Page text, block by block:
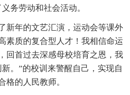
务劳动和社会活动。
新年的文艺汇演，运动会等课外
素质的复合型人才！我相信命运
回首过去深感母校培育之恩，我
。”的校训来警醒自己，实现自
格的人民教师。